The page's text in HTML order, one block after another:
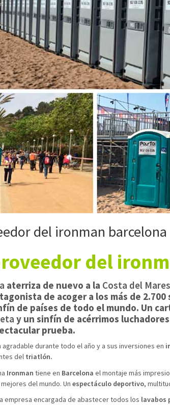
del ironman barcelona
del
aterriza de nuevo a la Costa del
de acoger a los más de
de países de todo el mundo. Un
y un sinfín de acérrimos
prueba.
agradable durante todo el año y a sus inversiones en
del triatlón.
Ironman tiene en Barcelona el montaje más
del mundo. Un espectáculo deportivo,
empresa encargada de abastecer todos los lavabos